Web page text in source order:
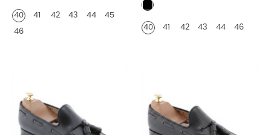
noir
40 41 42 43 44 45
46
Cuir
40
41 42 43 44 46